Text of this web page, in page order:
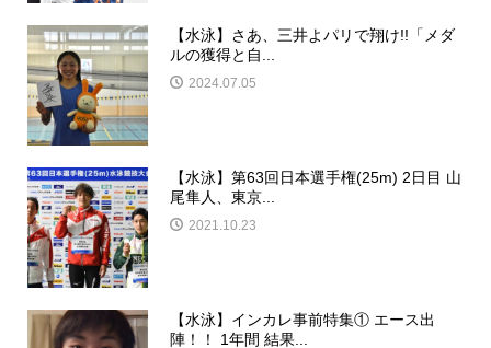
【水泳】さあ、三井よパリで翔け!!「メダ
ルの獲得と自...
2024.07.05
【水泳】第63回日本選手権(25m) 2日目 山
尾隼人、東京...
2021.10.23
【水泳】インカレ事前特集① エース出
陣！！ 1年間 結果...